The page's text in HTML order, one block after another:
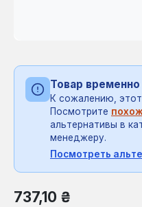
Товар временно
К сожалению,
Посмотрите
альтернативы в
менеджеру.
Посмотреть
Обычная цена:
737,10 ₴